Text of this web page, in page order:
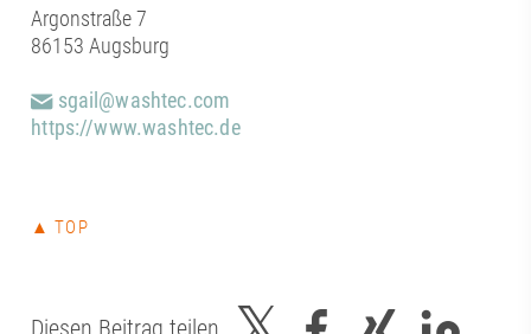
Argonstraße 7
86153 Augsburg
sgail@washtec.com
https://www.washtec.de
▲ TOP
Diesen Beitrag teilen